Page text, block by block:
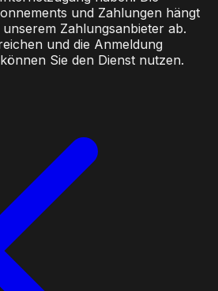
und Zahlungen hängt
Zahlungsanbieter ab.
und die Anmeldung
Sie den Dienst nutzen.